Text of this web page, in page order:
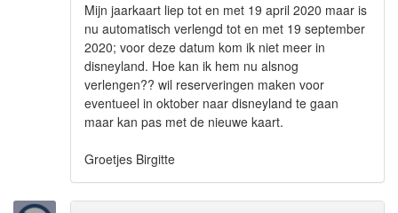
Mijn jaarkaart liep tot en met 19 april 2020 maar is
nu automatisch verlengd tot en met 19 september
2020; voor deze datum kom ik niet meer in
disneyland. Hoe kan ik hem nu alsnog
verlengen?? wil reserveringen maken voor
eventueel in oktober naar disneyland te gaan
maar kan pas met de nieuwe kaart.
Groetjes Birgitte